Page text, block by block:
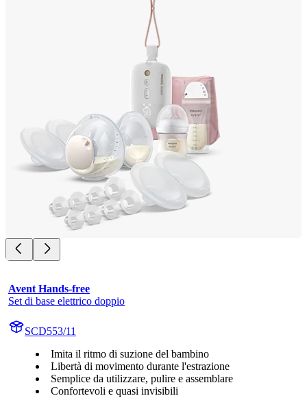
Avent Hands-free
Set di base elettrico doppio
SCD553/11
Imita il ritmo di suzione del bambino
Libertà di movimento durante l'estrazione
Semplice da utilizzare, pulire e assemblare
Confortevoli e quasi invisibili